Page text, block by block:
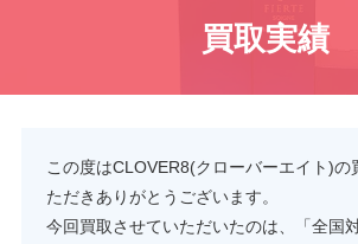
買取実績
この度はCLOVER8(クローバーエイト)の
ただきありがとうございます。
今回買取させていただいたのは、「全国